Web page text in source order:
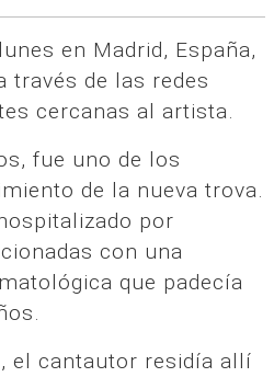
en Madrid, España,
través de las redes
cercanas al artista.
fue uno de los
de la nueva trova.
por
con una
que padecía
el cantautor residía allí